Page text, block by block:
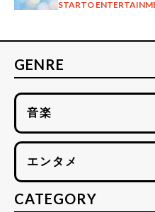
STARTO
GENRE
音楽
エンタメ
CATEGORY